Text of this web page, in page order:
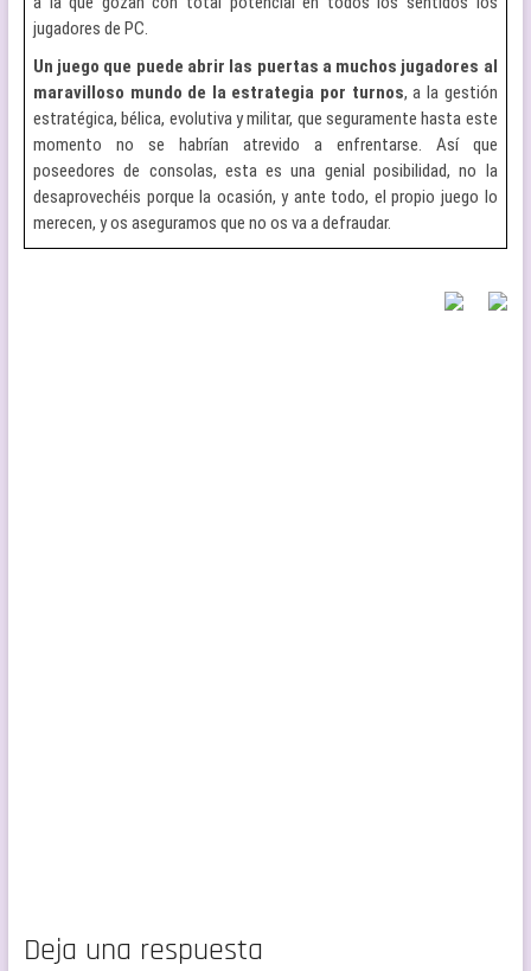
jugadores de PC.
Un juego que puede abrir las puertas a muchos jugadores al
maravilloso mundo de la estrategia por turnos, a la gestión
estratégica, bélica, evolutiva y militar, que seguramente hasta este
momento no se habrían atrevido a enfrentarse. Así que
poseedores de consolas, esta es una genial posibilidad, no la
desaprovechéis porque la ocasión, y ante todo, el propio juego lo
merecen, y os aseguramos que no os va a defraudar.
Deja una respuesta